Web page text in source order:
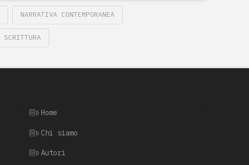
NARRATIVA CONTEMPORANEA
SCRITTURA
Home
Chi siamo
Autori